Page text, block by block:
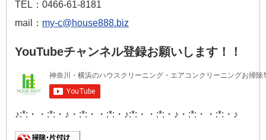
TEL：0466-61-8181
mail： my-c@house888.biz
YouTubeチャンネル登録お願いします！！
♪:*:・・:*:・♪・:*:・・:*:・♪:*:・・:*:・♪・:*:・・:*:・♪